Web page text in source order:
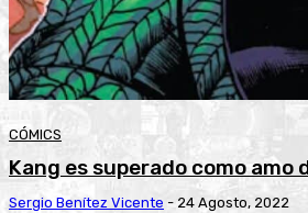
CÓMICS
Kang es superado como
Sergio Benítez Vicente - 24 Agosto, 2022